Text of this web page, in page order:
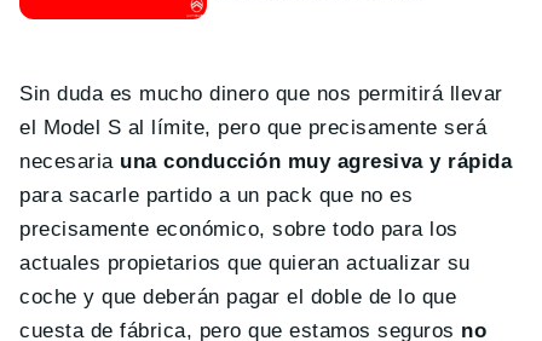
Sin duda es mucho dinero que nos permitirá llevar
el Model S al límite, pero que precisamente será
necesaria una conducción muy agresiva y rápida
para sacarle partido a un pack que no es
precisamente económico, sobre todo para los
actuales propietarios que quieran actualizar su
coche y que deberán pagar el doble de lo que
cuesta de fábrica, pero que estamos seguros no